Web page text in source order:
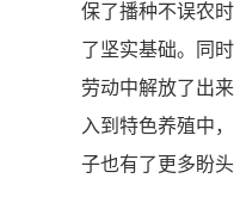
保了播种不误农
了坚实基础。同
劳动中解放了出
入到特色养殖中
子也有了更多盼头